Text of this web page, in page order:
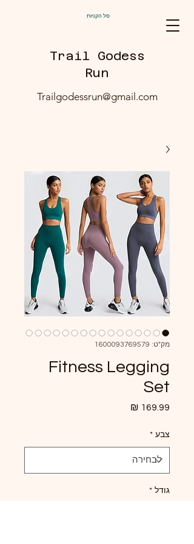
Trail Godess
Run
Trailgodessrun@gmail.com
סל הקניות
מק"ט: 1600093769579
Fitness Legging
Set
צבע *
גודל *